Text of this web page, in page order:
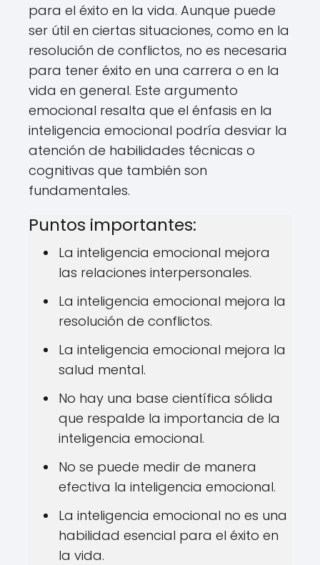
para el éxito en la vida. Aunque puede
ser útil en ciertas situaciones, como en la
resolución de conflictos, no es necesaria
para tener éxito en una carrera o en la
vida en general. Este argumento
emocional resalta que el énfasis en la
inteligencia emocional podría desviar la
atención de habilidades técnicas o
cognitivas que también son
fundamentales.
Puntos importantes:
La inteligencia emocional mejora
las relaciones interpersonales.
La inteligencia emocional mejora la
resolución de conflictos.
La inteligencia emocional mejora la
salud mental.
No hay una base científica sólida
que respalde la importancia de la
inteligencia emocional.
No se puede medir de manera
efectiva la inteligencia emocional.
La inteligencia emocional no es una
habilidad esencial para el éxito en
la vida.